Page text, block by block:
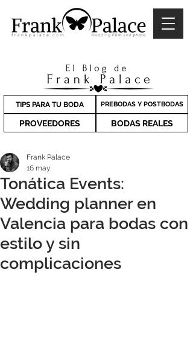
TIPS PARA TU BODA PREBODAS Y POSTBODAS
PROVEEDORES BODAS REALES
Tonática Events:
Wedding planner en
Valencia para bodas con
estilo y sin
complicaciones
Frank Palace
16 may